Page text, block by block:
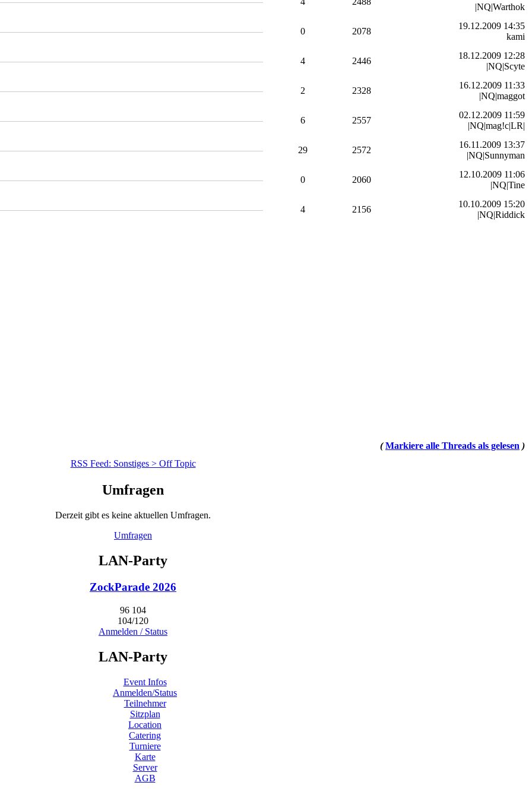
|NQ|Warthok
0 2078
19.12.2009 14:35
kami
4 2446
18.12.2009 12:28
|NQ|Scyte
2 2328
16.12.2009 11:33
|NQ|maggot
6 2557
02.12.2009 11:59
|NQ|mag!c|LR|
29 2572
16.11.2009 13:37
|NQ|Sunnyman
0 2060
12.10.2009 11:06
|NQ|Tine
4 2156
10.10.2009 15:20
|NQ|Riddick
( Markiere alle Threads als gelesen )
RSS Feed: Sonstiges > Off Topic
Umfragen
Derzeit gibt es keine aktuellen Umfragen.
Umfragen
LAN-Party
ZockParade 2026
96 104
104/120
Anmelden / Status
LAN-Party
Event Infos
Anmelden/Status
Teilnehmer
Sitzplan
Location
Catering
Turniere
Karte
Server
AGB